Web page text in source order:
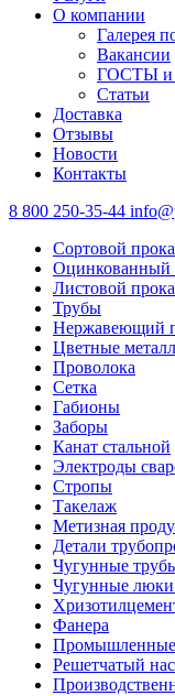
О компании
Галерея
Вакансии
ГОСТЫ и
Статьи
Доставка
Отзывы
Новости
Контакты
8 800 250-35-44
Сортовой
Оцинкованный
Листовой
Трубы
Нержавеющий
Цветные
Проволока
Сетка
Габионы
Заборы
Канат стальной
Электроды
Стропы
Такелаж
Метизная
Детали
Чугунные
Чугунные
Фанера
Промышленные
Решетчатый